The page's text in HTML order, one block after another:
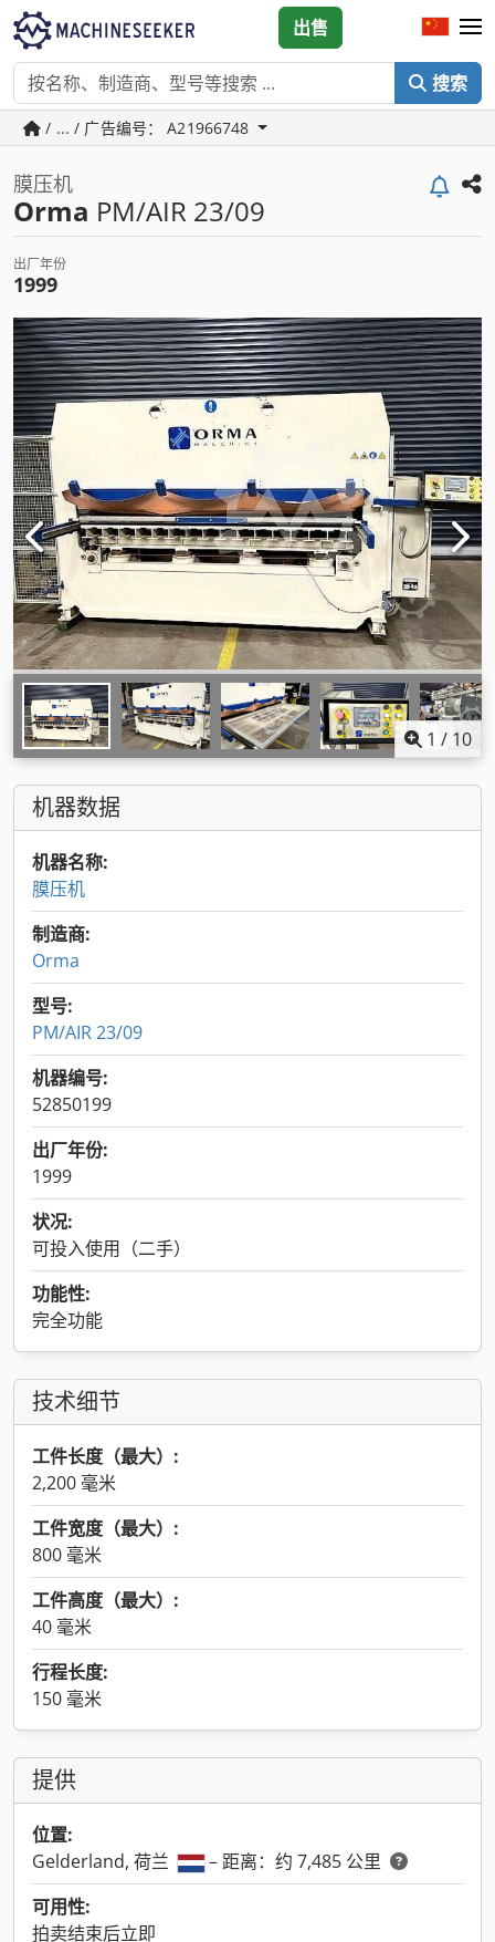
搜索
出售
/ ... / 广告编号： A21966748
膜压机
Orma PM/AIR 23/09
出厂年份
1999
1 / 10
机器数据
机器名称:
膜压机
制造商:
Orma
型号:
PM/AIR 23/09
机器编号:
52850199
出厂年份:
1999
状况:
可投入使用（二手）
功能性:
完全功能
技术细节
工件长度（最大）:
2,200 毫米
工件宽度（最大）:
800 毫米
工件高度（最大）:
40 毫米
行程长度:
150 毫米
提供
位置:
Gelderland, 荷兰
– 距离：约 7,485 公里
可用性:
拍卖结束后立即